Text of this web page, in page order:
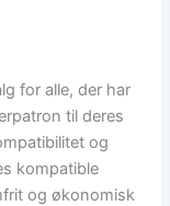
for alle, der har
til deres
og
kompatible
og økonomisk